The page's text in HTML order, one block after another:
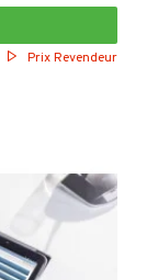
Prix Revendeur